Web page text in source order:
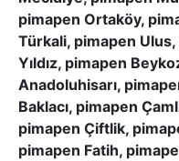
pimapen Ortaköy,
Türkali, pimapen
Yıldız, pimapen
Anadoluhisarı,
Baklacı, pimapen
pimapen Çiftlik,
pimapen Fatih,